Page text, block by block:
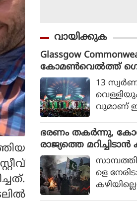
വായിക്കുക
Glassgow
കോമൺവെൽത്ത്
ഗ്ലാസ്ഗോയിൽ
ൽ നേട്ടത്തിൽ ഇന്ത്യ
13
വുമാണ്
ഭരണം തകര്‍ന്നു,
രാജ്യത്തെ
പാകിസ്ഥാന്‍ ആഭ്യന്തര
മൊഹ്സിന്‍ നഖ്വി
ളെ